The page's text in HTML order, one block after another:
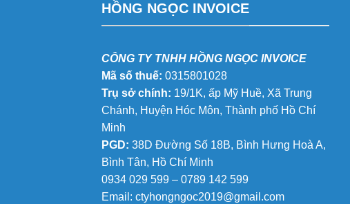
HỒNG NGỌC INVOICE
CÔNG TY TNHH HỒNG NGỌC INVOICE
Mã số thuế: 0315801028
Trụ sở chính: 19/1K, ấp Mỹ Huề, Xã Trung
Chánh, Huyện Hóc Môn, Thành phố Hồ Chí
Minh
PGD: 38D Đường Số 18B, Bình Hưng Hoà A,
Bình Tân, Hồ Chí Minh
0934 029 599 – 0789 142 599
Email: ctyhongngoc2019@gmail.com